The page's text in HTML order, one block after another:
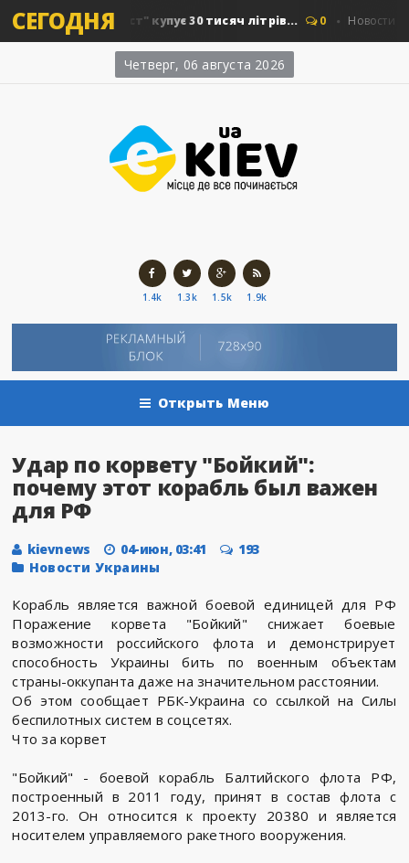
СЕГОДНЯ купує 30 тисяч літрів... 0 Новости Киева
Четверг, 06 августа 2026
1.4k 1.3k 1.5k 1.9k
Открыть Меню
Удар по корвету "Бойкий":
почему этот корабль был важен
для РФ
kievnews 04-июн, 03:41
193
Новости Украины
Корабль является важной боевой единицей для РФ
Поражение корвета "Бойкий" снижает боевые
возможности российского флота и демонстрирует
способность Украины бить по военным объектам
страны-оккупанта даже на значительном расстоянии.
Об этом сообщает РБК-Украина со ссылкой на Силы
беспилотных систем в соцсетях.
Что за корвет
"Бойкий" - боевой корабль Балтийского флота РФ,
построенный в 2011 году, принят в состав флота с
2013-го. Он относится к проекту 20380 и является
носителем управляемого ракетного вооружения.